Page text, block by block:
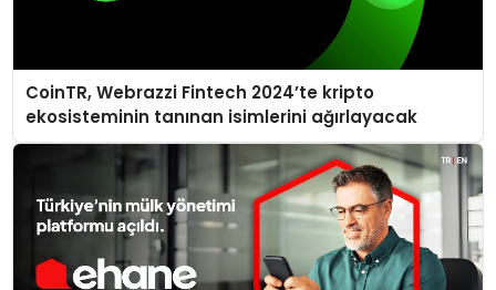
CoinTR, Webrazzi Fintech 2024’te kripto
ekosisteminin tanınan isimlerini ağırlayacak